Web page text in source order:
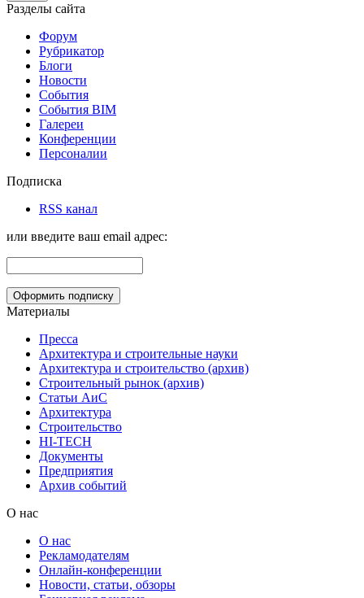
Разделы сайта
Форум
Рубрикатор
Блоги
Новости
События
События BIM
Галереи
Конференции
Персоналии
Подписка
RSS канал
или введите ваш email адрес:
Материалы
Пресса
Архитектура и строительные науки
Архитектура и строительство (архив)
Строительный рынок (архив)
Статьи АиС
Архитектура
Строительство
HI-TECH
Документы
Предприятия
Архив событий
О нас
О нас
Рекламодателям
Онлайн-конференции
Новости, статьи, обзоры